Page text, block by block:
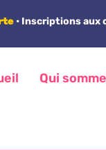
• Inscriptions aux
Qui